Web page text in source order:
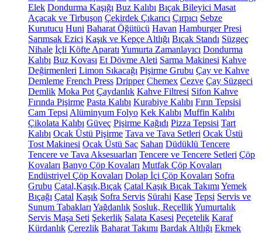
Elek Dondurma Kaşığı Buz Kalıbı Bıçak Bileyici Masat
Açacak ve Tirbuşon Çekirdek Çıkarıcı Çırpıcı Sebze
Kurutucu Huni Baharat Öğütücü Havan Hamburger Presi
Sarımsak Ezici Kaşık ve Kepçe Altlığı Bıçak Standı Süzgeç
Nihale İçli Köfte Aparatı Yumurta Zamanlayıcı Dondurma
Kalıbı Buz Kovası Et Dövme Aleti Sarma Makinesi Kahve
Değirmenleri Limon Sıkacağı Pişirme Grubu Çay ve Kahve
Demleme French Press Dripper Chemex Cezve Çay Süzgeci
Demlik Moka Pot Çaydanlık Kahve Filtresi Sifon Kahve
Fırında Pişirme Pasta Kalıbı Kurabiye Kalıbı Fırın Tepsisi
Cam Tepsi Alüminyum Folyo Kek Kalıbı Muffin Kalıbı
Çikolata Kalıbı Güveç Pişirme Kağıdı Pizza Tepsisi Tart
Kalıbı Ocak Üstü Pişirme Tava ve Tava Setleri Ocak Üstü
Tost Makinesi Ocak Üstü Sac Sahan Düdüklü Tencere
Tencere ve Tava Aksesuarları Tencere ve Tencere Setleri Çöp
Kovaları Banyo Çöp Kovaları Mutfak Çöp Kovaları
Endüstriyel Çöp Kovaları Dolap İçi Çöp Kovaları Sofra
Grubu Çatal,Kaşık,Bıçak Çatal Kaşık Bıçak Takımı Yemek
Bıçağı Çatal Kaşık Sofra Servis Sürahi Kase Tepsi Servis ve
Sunum Tabakları Yağdanlık Sosluk, ReçellikYumurtalık
Servis Maşa Seti Şekerlik Salata Kasesi Peçetelik Karaf
Kürdanlık Çerezlik Baharat Takımı Bardak Altlığı Ekmek